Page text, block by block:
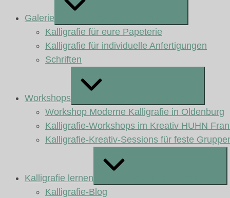
Galerie
Kalligrafie für eure Papeterie
Kalligrafie für individuelle Anfertigungen
Schriften
Workshops
Workshop Moderne Kalligrafie in Oldenburg
Kalligrafie-Workshops im Kreativ HUHN
Kalligrafie-Kreativ-Sessions für feste
Kalligrafie lernen
Kalligrafie-Blog